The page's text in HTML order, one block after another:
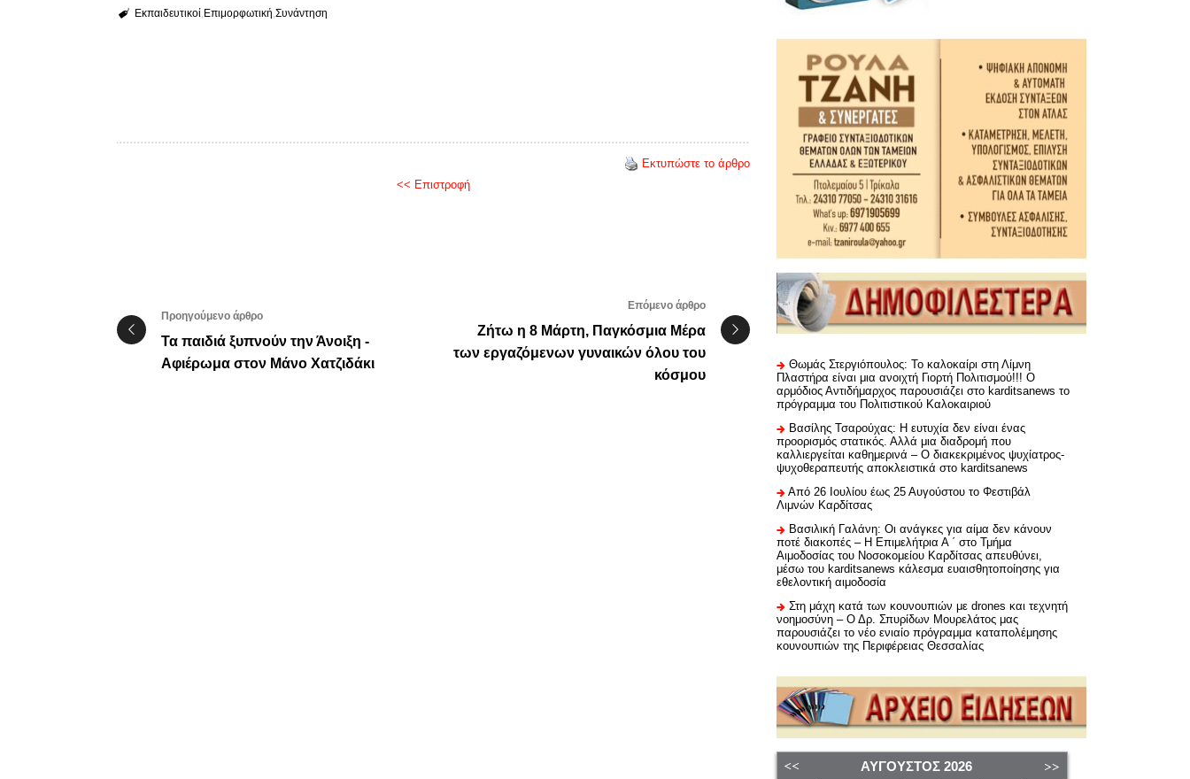
Εκπαιδευτικοί Επιμορφωτική Συνάντηση
Εκτυπώστε το άρθρο
<< Επιστροφή
Προηγούμενο άρθρο
Τα παιδιά ξυπνούν την Άνοιξη -
Αφιέρωμα στον Μάνο Χατζιδάκι
Επόμενο άρθρο
Ζήτω η 8 Μάρτη, Παγκόσμια Μέρα
των εργαζόμενων γυναικών όλου του
κόσμου
Θωμάς Στεργιόπουλος: Το καλοκαίρι στη Λίμνη
Πλαστήρα είναι μια ανοιχτή Γιορτή Πολιτισμού!!! Ο
αρμόδιος Αντιδήμαρχος παρουσιάζει στο karditsanews το
πρόγραμμα του Πολιτιστικού Καλοκαιριού
Βασίλης Τσαρούχας: Η ευτυχία δεν είναι ένας
προορισμός στατικός. Αλλά μια διαδρομή που
καλλιεργείται καθημερινά – Ο διακεκριμένος ψυχίατρος-
ψυχοθεραπευτής αποκλειστικά στο karditsanews
Από 26 Ιουλίου έως 25 Αυγούστου το Φεστιβάλ
Λιμνών Καρδίτσας
Βασιλική Γαλάνη: Οι ανάγκες για αίμα δεν κάνουν
ποτέ διακοπές – Η Επιμελήτρια Α ΄ στο Τμήμα
Αιμοδοσίας του Νοσοκομείου Καρδίτσας απευθύνει,
μέσω του karditsanews κάλεσμα ευαισθητοποίησης για
εθελοντική αιμοδοσία
Στη μάχη κατά των κουνουπιών με drones και τεχνητή
νοημοσύνη – Ο Δρ. Σπυρίδων Μουρελάτος μας
παρουσιάζει το νέο ενιαίο πρόγραμμα καταπολέμησης
κουνουπιών της Περιφέρειας Θεσσαλίας
ΑΎΓΟΥΣΤΟΣ 2026